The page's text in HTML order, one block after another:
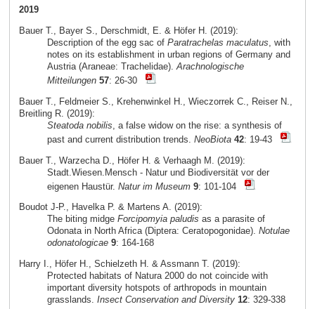
2019
Bauer T., Bayer S., Derschmidt, E. & Höfer H. (2019):
Description of the egg sac of Paratrachelas maculatus , with
notes on its establishment in urban regions of Germany and
Austria (Araneae: Trachelidae). Arachnologische
Mitteilungen 57: 26-30
Bauer T., Feldmeier S., Krehenwinkel H., Wieczorrek C., Reiser N.,
Breitling R. (2019):
Steatoda nobilis , a false widow on the rise: a synthesis of
past and current distribution trends. NeoBiota 42: 19-43
Bauer T., Warzecha D., Höfer H. & Verhaagh M. (2019):
Stadt.Wiesen.Mensch - Natur und Biodiversität vor der
eigenen Haustür. Natur im Museum 9: 101-104
Boudot J-P., Havelka P. & Martens A. (2019):
The biting midge Forcipomyia paludis as a parasite of
Odonata in North Africa (Diptera: Ceratopogonidae). Notulae
odonatologicae 9: 164-168
Harry I., Höfer H., Schielzeth H. & Assmann T. (2019):
Protected habitats of Natura 2000 do not coincide with
important diversity hotspots of arthropods in mountain
grasslands. Insect Conservation and Diversity 12: 329-338